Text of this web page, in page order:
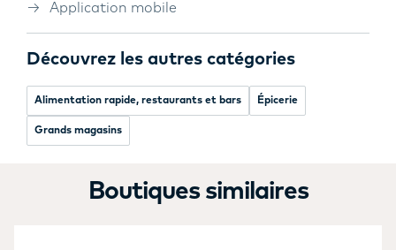
Application mobile
Découvrez les autres catégories
Alimentation rapide, restaurants et bars Épicerie
Grands magasins
Boutiques similaires